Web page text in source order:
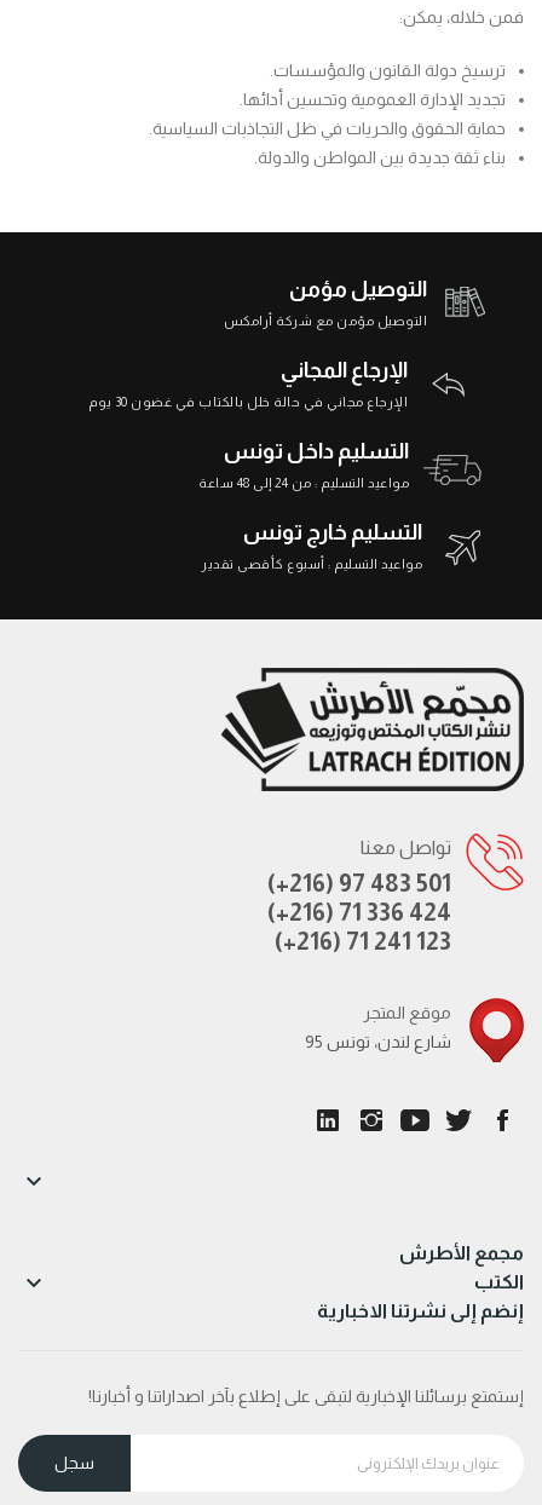
فمن خلاله، يمكن:
ترسيخ دولة القانون والمؤسسات.
تجديد الإدارة العمومية وتحسين أدائها.
حماية الحقوق والحريات في ظل التجاذبات السياسية.
بناء ثقة جديدة بين المواطن والدولة.
التوصيل مؤمن
التوصيل مؤمن مع شركة أرامكس
الإرجاع المجاني
الإرجاع مجاني في حالة خلل بالكتاب في غضون 30 يوم
التسليم داخل تونس
مواعيد التسليم : من 24 إلى 48 ساعة
التسليم خارج تونس
مواعيد التسليم : أسبوع كأقصى تقدير
تواصل معنا
(+216) 97 483 501
(+216) 71 336 424
(+216) 71 241 123
موقع المتجر
95 شارع لندن، تونس
مجمع الأطرش

الكتب 
إنضم إلى نشرتنا الاخبارية
إستمتع برسائلنا الإخبارية لتبقى على إطلاع بآخر اصداراتنا و أخبارنا!